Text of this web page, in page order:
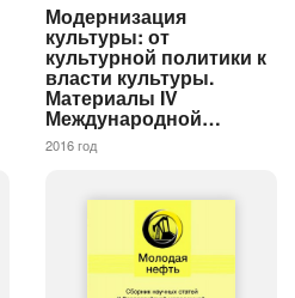
Модернизация
культуры: от
культурной политики к
власти культуры.
Материалы IV
Международной…
2016 год